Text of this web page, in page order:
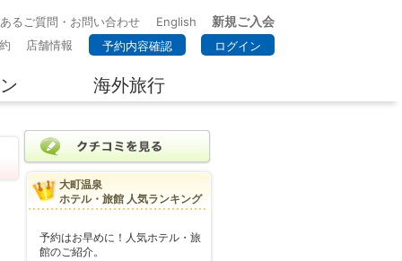
るご質問・お問い合わせ English
新規ご入会
店舗情報 予約内容確認 ログイン
海外旅行
大町温泉
ホテル・旅館 人気ランキング
予約はお早めに！人気ホテル・旅
館のご紹介。